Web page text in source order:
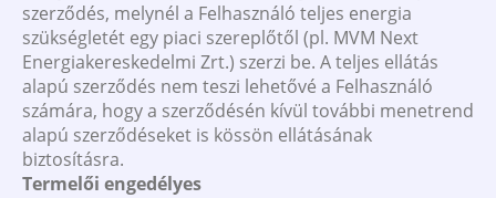
szerződés, melynél a Felhasználó teljes energia
szükségletét egy piaci szereplőtől (pl. MVM Next
Energiakereskedelmi Zrt.) szerzi be. A teljes ellátás
alapú szerződés nem teszi lehetővé a Felhasználó
számára, hogy a szerződésén kívül további menetrend
alapú szerződéseket is kössön ellátásának
biztosításra.
Termelői engedélyes